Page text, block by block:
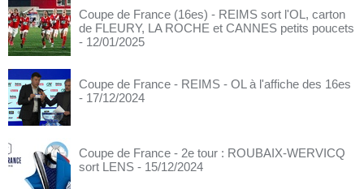
Coupe de France (16es) - REIMS sort l'OL, carton
de FLEURY, LA ROCHE et CANNES petits poucets
- 12/01/2025
Coupe de France - REIMS - OL à l'affiche des 16es
- 17/12/2024
Coupe de France - 2e tour : ROUBAIX-WERVICQ
sort LENS - 15/12/2024